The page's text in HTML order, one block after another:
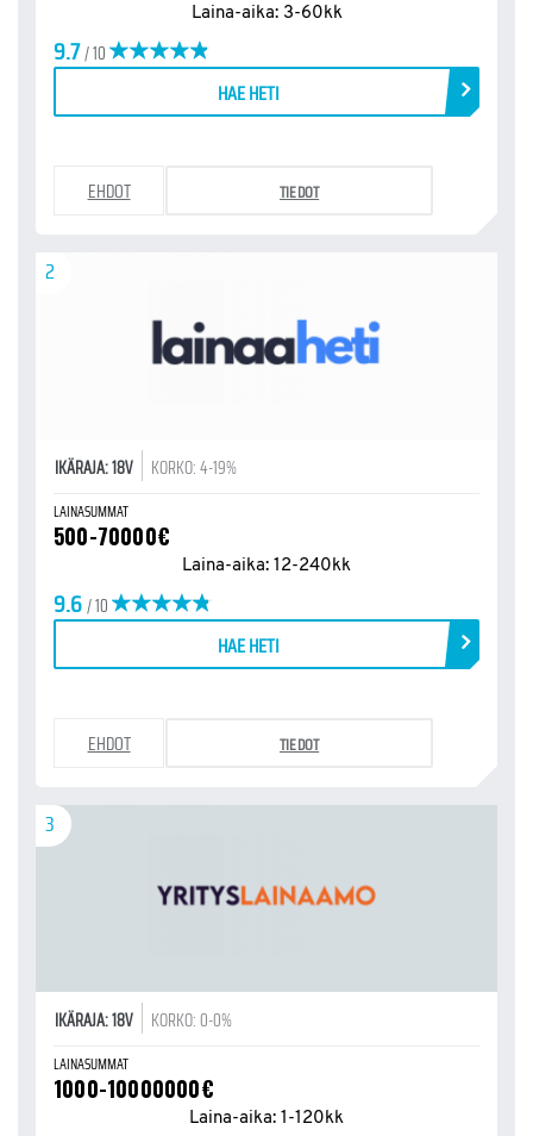
Laina-aika: 3-60kk
9.7/ 10
EHDOT TIEDOT
HAE HETI
2
IKÄRAJA: 18V KORKO: 4-19%
LAINASUMMAT
500-70000€
Laina-aika: 12-240kk
9.6/ 10
EHDOT TIEDOT
HAE HETI
3
IKÄRAJA: 18V KORKO: 0-0%
LAINASUMMAT
1000-10000000€
Laina-aika: 1-120kk